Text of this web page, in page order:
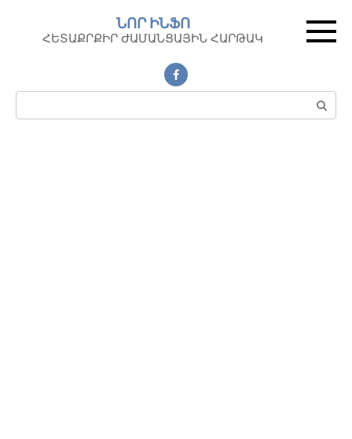
контенту
ՆՈՐ ԻՆՖՈ
ՀԵՏԱՔՐՔԻՐ ԺԱՄԱՆՑԱՅԻՆ ՀԱՐԹԱԿ
Поиск: